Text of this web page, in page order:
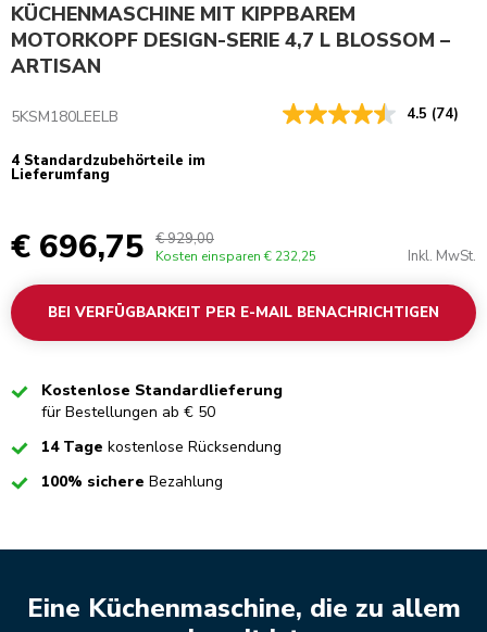
KÜCHENMASCHINE MIT KIPPBAREM
MOTORKOPF DESIGN-SERIE 4,7 L BLOSSOM –
ARTISAN
5KSM180LEELB 4.5 (74)
4 Standardzubehörteile im
Lieferumfang
€ 696,75 € 929,00
Kosten einsparen € 232,25 Inkl. MwSt.
BEI VERFÜGBARKEIT PER E-MAIL BENACHRICHTIGEN
CheckedKostenlose Standardlieferung
für Bestellungen ab € 50
Checked14 Tage kostenlose Rücksendung
Checked100% sichere Bezahlung
Eine Küchenmaschine, die zu allem